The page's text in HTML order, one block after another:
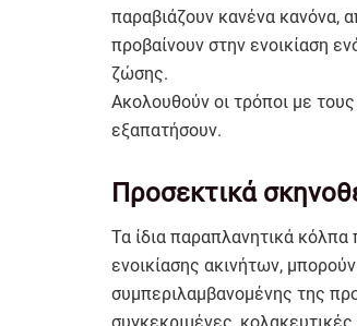
παραβιάζουν κανένα κανόνα,
προβαίνουν στην ενοικίαση
ζώσης.
Ακολουθούν οι τρόποι με
εξαπατήσουν.
Προσεκτικά
Τα ίδια παραπλανητικά
ενοικίασης ακινήτων,
συμπεριλαμβανομένης της